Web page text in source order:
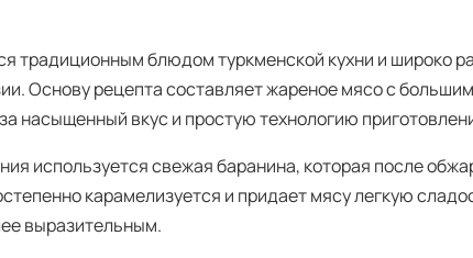
традиционным блюдом туркменской кухни и широко
Основу рецепта составляет жареное мясо с
насыщенный вкус и простую технологию
используется свежая баранина, которая после
карамелизуется и придает мясу легкую
выразительным.